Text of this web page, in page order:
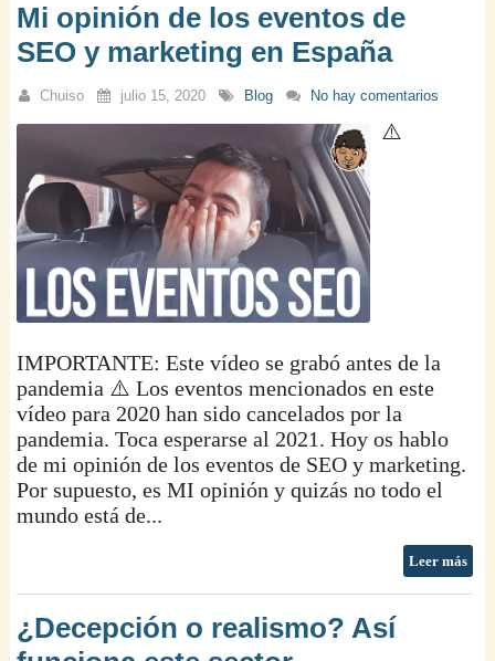
Mi opinión de los eventos de
SEO y marketing en España
Chuiso julio 15, 2020 Blog No hay comentarios
⚠️
IMPORTANTE: Este vídeo se grabó antes de la
pandemia ⚠️ Los eventos mencionados en este
vídeo para 2020 han sido cancelados por la
pandemia. Toca esperarse al 2021. Hoy os hablo
de mi opinión de los eventos de SEO y marketing.
Por supuesto, es MI opinión y quizás no todo el
mundo está de...
Leer más
¿Decepción o realismo? Así